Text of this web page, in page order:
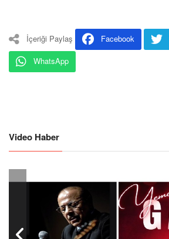
İçeriği Paylaş Facebook
WhatsApp
Video Haber